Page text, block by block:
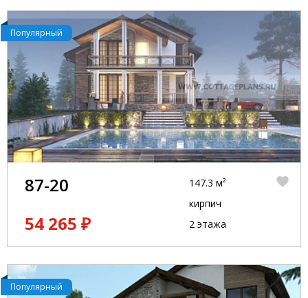
Популярный
87-20
54 265 ₽
147.3 м²
кирпич
2 этажа
Популярный